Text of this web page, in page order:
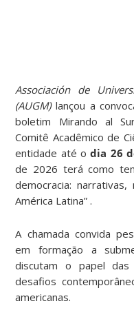
Associación de
(AUGM)lançou a
boletim Mirando al
Comitê Acadêmico de
entidade até odia 26
de 2026 terá como
democracia:
América Latina” .
A chamada convida
em formação a
discutam o papel das
desafios
americanas.